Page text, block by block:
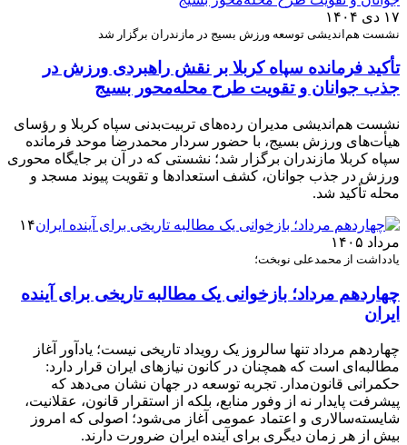
۱۷ دی ۱۴۰۴
نشست هم‌اندیشی توسعه ورزش بسیج در مازندران برگزار شد
تأکید فرمانده سپاه کربلا بر نقش راهبردی ورزش در
جذب جوانان و تقویت طرح محله‌محور بسیج
نشست هم‌اندیشی مدیران رده‌های تربیت‌بدنی سپاه کربلا و رؤسای
هیأت‌های ورزش بسیج، با حضور سردار محمدرضا موحد فرمانده
سپاه کربلا مازندران برگزار شد؛ نشستی که در آن بر جایگاه محوری
ورزش در جذب جوانان، کشف استعدادها و تقویت پیوند مسجد و
محله تأکید شد.
۱۴
مرداد ۱۴۰۵
یادداشت از محمدعلی نوبخت؛
چهاردهم مرداد؛ بازخوانی یک مطالبه تاریخی برای آینده
ایران
چهاردهم مرداد تنها سالروز یک رویداد تاریخی نیست؛ یادآور آغاز
مطالبه‌ای است که همچنان در کانون نیازهای ایران قرار دارد:
حکمرانی قانون‌مدار. تجربه توسعه در جهان نشان می‌دهد که
پیشرفت پایدار نه از وفور منابع، بلکه از استقرار قانون، عقلانیت،
شایسته‌سالاری و اعتماد عمومی آغاز می‌شود؛ اصولی که امروز
بیش از هر زمان دیگری برای آینده ایران ضرورت دارند.